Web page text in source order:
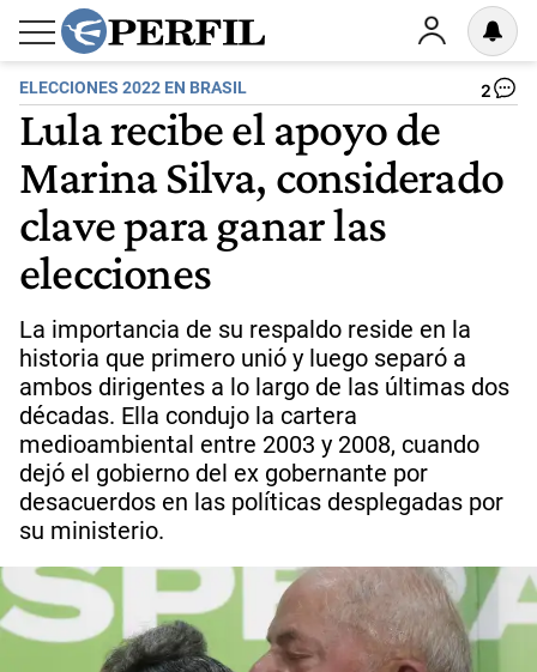
ELECCIONES 2022 EN BRASIL 2
Lula recibe el apoyo de
Marina Silva, considerado
clave para ganar las
elecciones
La importancia de su respaldo reside en la
historia que primero unió y luego separó a
ambos dirigentes a lo largo de las últimas dos
décadas. Ella condujo la cartera
medioambiental entre 2003 y 2008, cuando
dejó el gobierno del ex gobernante por
desacuerdos en las políticas desplegadas por
su ministerio.